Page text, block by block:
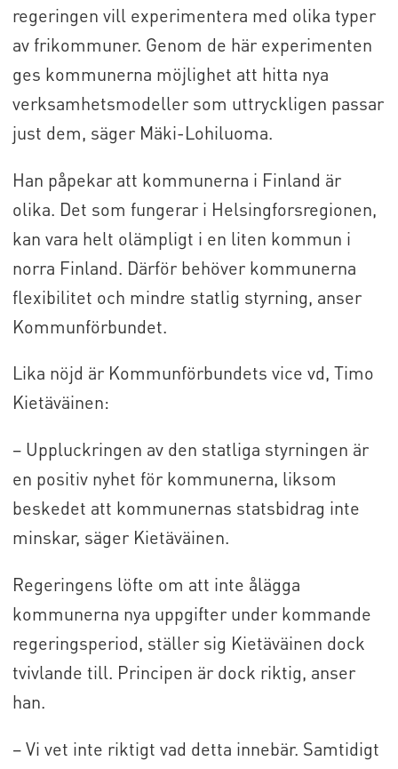
regeringen vill experimentera med olika typer
av frikommuner. Genom de här experimenten
ges kommunerna möjlighet att hitta nya
verksamhetsmodeller som uttryckligen passar
just dem, säger Mäki-Lohiluoma.
Han påpekar att kommunerna i Finland är
olika. Det som fungerar i Helsingforsregionen,
kan vara helt olämpligt i en liten kommun i
norra Finland. Därför behöver kommunerna
flexibilitet och mindre statlig styrning, anser
Kommunförbundet.
Lika nöjd är Kommunförbundets vice vd, Timo
Kietäväinen:
– Uppluckringen av den statliga styrningen är
en positiv nyhet för kommunerna, liksom
beskedet att kommunernas statsbidrag inte
minskar, säger Kietäväinen.
Regeringens löfte om att inte ålägga
kommunerna nya uppgifter under kommande
regeringsperiod, ställer sig Kietäväinen dock
tvivlande till. Principen är dock riktig, anser
han.
– Vi vet inte riktigt vad detta innebär. Samtidigt